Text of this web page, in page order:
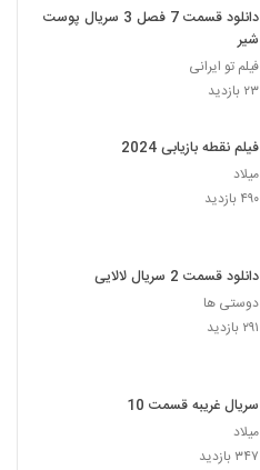
دانلود قسمت 7 فصل 3 سریال پوست
شیر
فیلم تو ایرانی
۲۳ بازدید
فیلم نقطه بازیابی 2024
میلاد
۴۹۰ بازدید
دانلود قسمت 2 سریال لالایی
دوستی ها
۲۹۱ بازدید
سریال غریبه قسمت 10
میلاد
۳۴۷ بازدید